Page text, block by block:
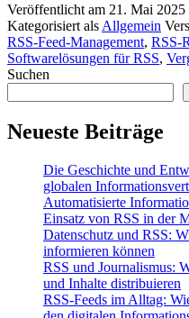
Veröffentlicht am 21. Mai 2025
Kategorisiert als Allgemein
RSS-Feed-Management, RSS-
Softwarelösungen für RSS,
Suchen
Neueste Beiträge
Die Geschichte und
globalen
Automatisierte
Einsatz von RSS in der
Datenschutz und RSS:
informieren können
RSS und Journalismus:
und Inhalte distribuieren
RSS-Feeds im Alltag: